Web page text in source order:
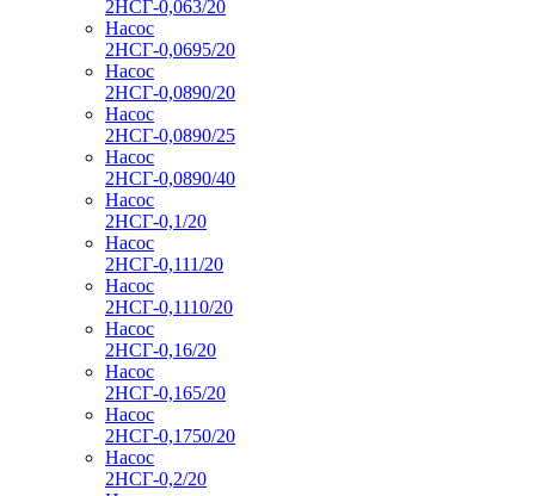
2НСГ-0,063/20
Насос
2НСГ-0,0695/20
Насос
2НСГ-0,0890/20
Насос
2НСГ-0,0890/25
Насос
2НСГ-0,0890/40
Насос
2НСГ-0,1/20
Насос
2НСГ-0,111/20
Насос
2НСГ-0,1110/20
Насос
2НСГ-0,16/20
Насос
2НСГ-0,165/20
Насос
2НСГ-0,1750/20
Насос
2НСГ-0,2/20